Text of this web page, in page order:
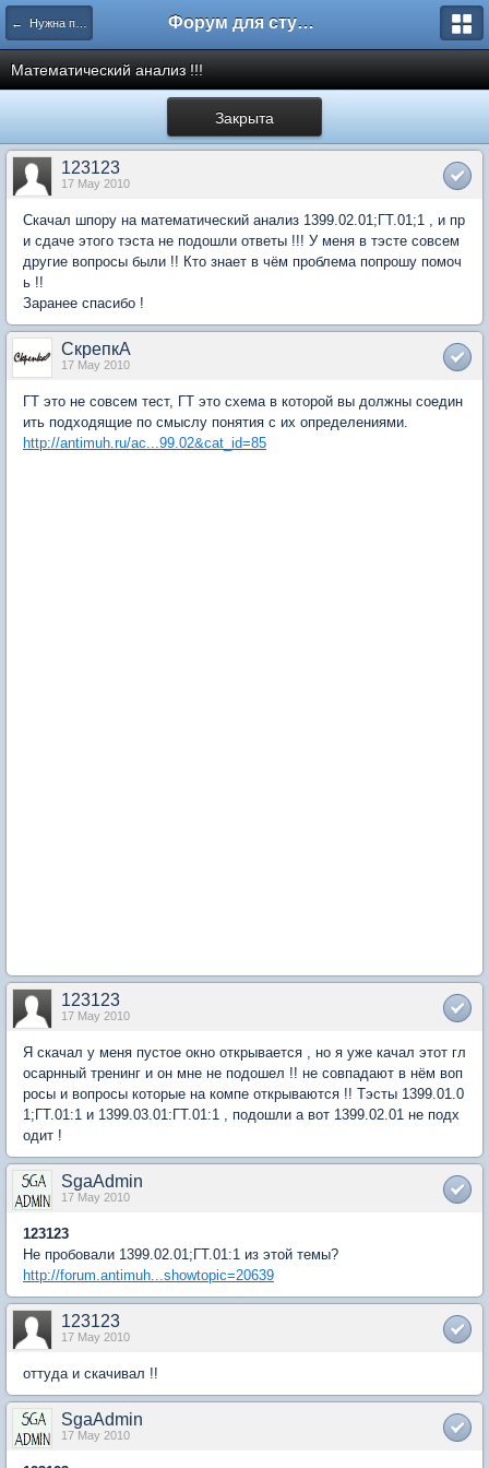
← Нужна помощь Форум для студента СГА
Математический анализ !!!
Закрыта
123123
17 May 2010
Скачал шпору на математический анализ 1399.02.01;ГТ.01;1 , и пр
и сдаче этого тэста не подошли ответы !!! У меня в тэсте совсем
другие вопросы были !! Кто знает в чём проблема попрошу помоч
ь !!
Заранее спасибо !
СкрепкА
17 May 2010
ГТ это не совсем тест, ГТ это схема в которой вы должны соедин
ить подходящие по смыслу понятия с их определениями.
http://antimuh.ru/ac...99.02&cat_id=85
123123
17 May 2010
Я скачал у меня пустое окно открывается , но я уже качал этот гл
осарнный тренинг и он мне не подошел !! не совпадают в нём воп
росы и вопросы которые на компе открываются !! Тэсты 1399.01.0
1;ГТ.01:1 и 1399.03.01:ГТ.01:1 , подошли а вот 1399.02.01 не подх
одит !
SgaAdmin
17 May 2010
123123
Не пробовали 1399.02.01;ГТ.01:1 из этой темы?
http://forum.antimuh...showtopic=20639
123123
17 May 2010
оттуда и скачивал !!
SgaAdmin
17 May 2010